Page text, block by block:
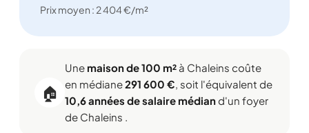
Prix moyen : 2 404 €/m²
🏠
Une maison de 100 m² à Chaleins coûte
en médiane291 600 €, soit l'équivalent de
10,6 années de salaire médiand'un foyer
de Chaleins .